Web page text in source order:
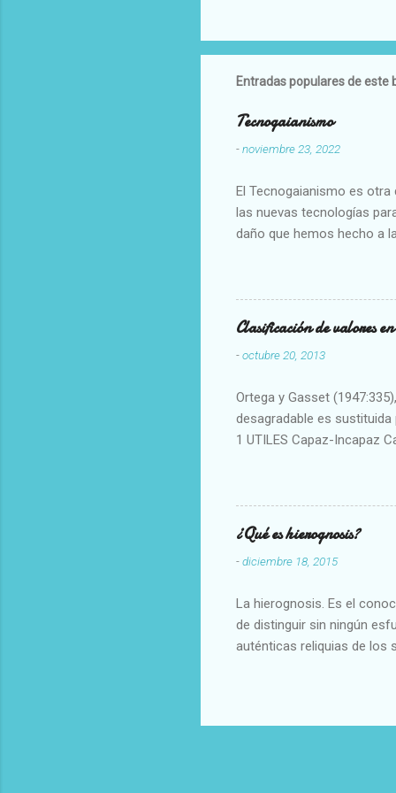
Entradas populares de este
Tecnogaianismo
-noviembre 23, 2022
El Tecnogaianismo es
las nuevas tecnologías
daño que hemos hecho a
Clasificación de valores
-octubre 20, 2013
Ortega y Gasset
desagradable es
1 UTILES Capaz-Incapaz
Escrupuloso-Relajado
Armonioso-Inarmonioso 4
¿Qué es hierognosis?
-diciembre 18, 2015
La hierognosis. Es el
de distinguir sin ningún
auténticas reliquias de los